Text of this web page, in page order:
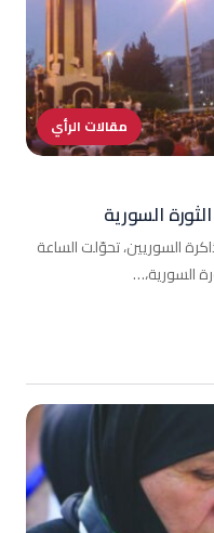
مقالات الرأي
السورية
السوريين، تحوّلت الساعة
السورية،…